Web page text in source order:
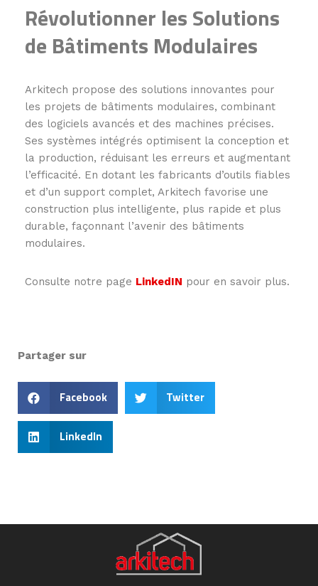
Révolutionner les Solutions
de Bâtiments Modulaires
Arkitech propose des solutions innovantes pour
les projets de bâtiments modulaires, combinant
des logiciels avancés et des machines précises.
Ses systèmes intégrés optimisent la conception et
la production, réduisant les erreurs et augmentant
l’efficacité. En dotant les fabricants d’outils fiables
et d’un support complet, Arkitech favorise une
construction plus intelligente, plus rapide et plus
durable, façonnant l’avenir des bâtiments
modulaires.
Consulte notre page LinkedIN pour en savoir plus.
Partager sur
Facebook Twitter
LinkedIn